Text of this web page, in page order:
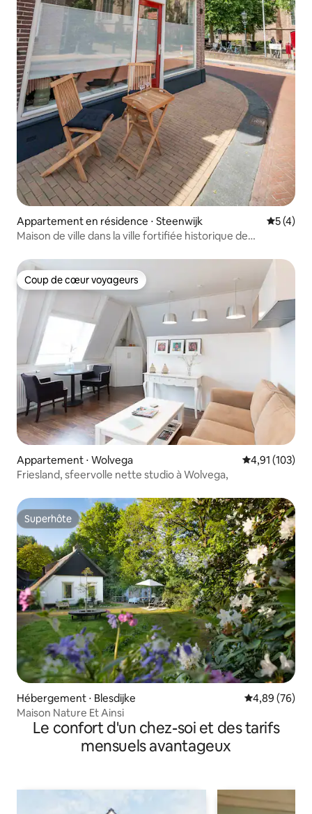
Appartement en résidence ⋅ Steenwijk
5 (4)
Maison de ville dans la ville fortifiée historique de
Coup de cœur voyageurs
Coup de cœur voyageurs
Appartement ⋅ Wolvega Évaluation
4,91 (103)
Friesland, sfeervolle nette studio à Wolvega,
Superhôte
Superhôte
Hébergement ⋅ Blesdijke Évaluation
4,89 (76)
Maison Nature Et Ainsi
Le confort d'un chez-soi et des tarifs
mensuels avantageux